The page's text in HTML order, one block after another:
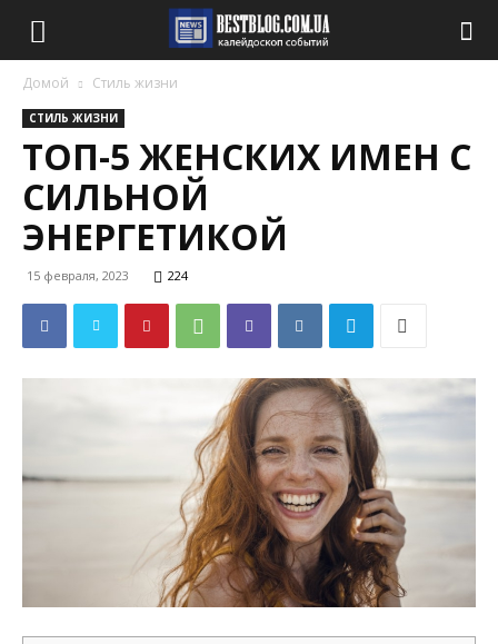
Домой Стиль жизни
СТИЛЬ ЖИЗНИ
ТОП-5 ЖЕНСКИХ ИМЕН С
СИЛЬНОЙ
ЭНЕРГЕТИКОЙ
15 февраля, 2023 224